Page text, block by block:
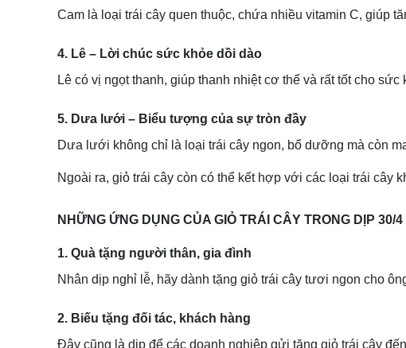
Cam là loại trái cây quen thuộc, chứa nhiều vitamin C, giúp
4. Lê – Lời chúc sức khỏe dồi dào
Lê có vị ngọt thanh, giúp thanh nhiệt cơ thể và rất tốt cho
5. Dưa lưới – Biểu tượng của sự tròn đầy
Dưa lưới không chỉ là loại trái cây ngon, bổ dưỡng mà còn
Ngoài ra, giỏ trái cây còn có thể kết hợp với các loại trái
NHỮNG ỨNG DỤNG CỦA GIỎ TRÁI CÂY TRONG DỊP 30/4
1. Quà tặng người thân, gia đình
Nhân dịp nghỉ lễ, hãy dành tặng giỏ trái cây tươi ngon cho
2. Biếu tặng đối tác, khách hàng
Đây cũng là dịp để các doanh nghiệp gửi tặng giỏ trái cây